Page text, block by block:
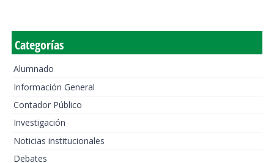
Categorías
Alumnado
Información General
Contador Público
Investigación
Noticias institucionales
Debates